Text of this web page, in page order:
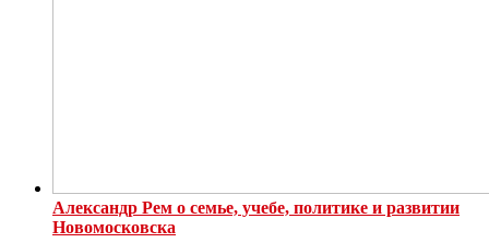
Александр Рем о семье, учебе, политике и развитии
Новомосковска